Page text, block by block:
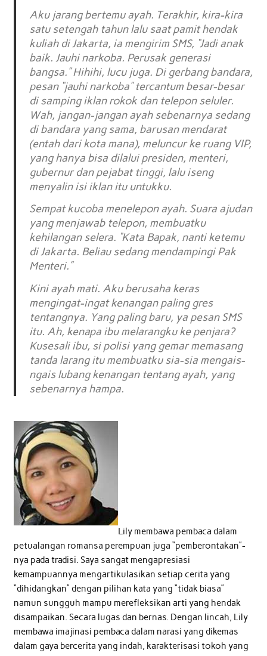
Aku jarang bertemu ayah. Terakhir, kira-kira
satu setengah tahun lalu saat pamit hendak
kuliah di Jakarta, ia mengirim SMS, “Jadi anak
baik. Jauhi narkoba. Perusak generasi
bangsa.” Hihihi, lucu juga. Di gerbang bandara,
pesan “jauhi narkoba” tercantum besar-besar
di samping iklan rokok dan telepon seluler.
Wah, jangan-jangan ayah sebenarnya sedang
di bandara yang sama, barusan mendarat
(entah dari kota mana), meluncur ke ruang VIP,
yang hanya bisa dilalui presiden, menteri,
gubernur dan pejabat tinggi, lalu iseng
menyalin isi iklan itu untukku.
Sempat kucoba menelepon ayah. Suara ajudan
yang menjawab telepon, membuatku
kehilangan selera. “Kata Bapak, nanti ketemu
di Jakarta. Beliau sedang mendampingi Pak
Menteri.”
Kini ayah mati. Aku berusaha keras
mengingat-ingat kenangan paling gres
tentangnya. Yang paling baru, ya pesan SMS
itu. Ah, kenapa ibu melarangku ke penjara?
Kusesali ibu, si polisi yang gemar memasang
tanda larang itu membuatku sia-sia mengais-
ngais lubang kenangan tentang ayah, yang
sebenarnya hampa.
Lily membawa pembaca dalam
petualangan romansa perempuan juga “pemberontakan”-
nya pada tradisi. Saya sangat mengapresiasi
kemampuannya mengartikulasikan setiap cerita yang
“dihidangkan” dengan pilihan kata yang “tidak biasa”
namun sungguh mampu merefleksikan arti yang hendak
disampaikan. Secara lugas dan bernas. Dengan lincah, Lily
membawa imajinasi pembaca dalam narasi yang dikemas
dalam gaya bercerita yang indah, karakterisasi tokoh yang